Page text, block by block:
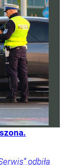
odbiła